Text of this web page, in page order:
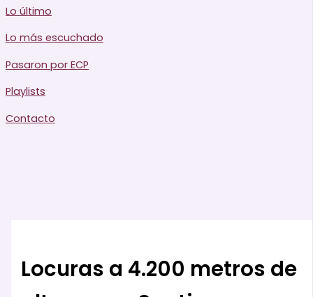
Lo último
Lo más escuchado
Pasaron por ECP
Playlists
Contacto
Locuras a 4.200 metros de